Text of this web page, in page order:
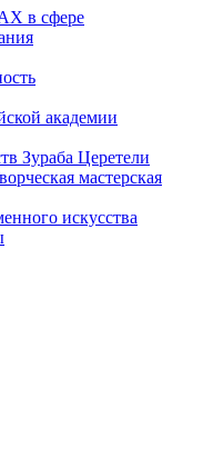
в сфере
академии
Зураба Церетели
мастерская
искусства